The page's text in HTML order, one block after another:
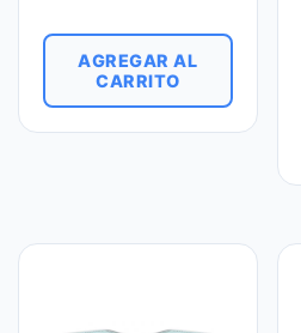
AGREGAR AL
CARRITO